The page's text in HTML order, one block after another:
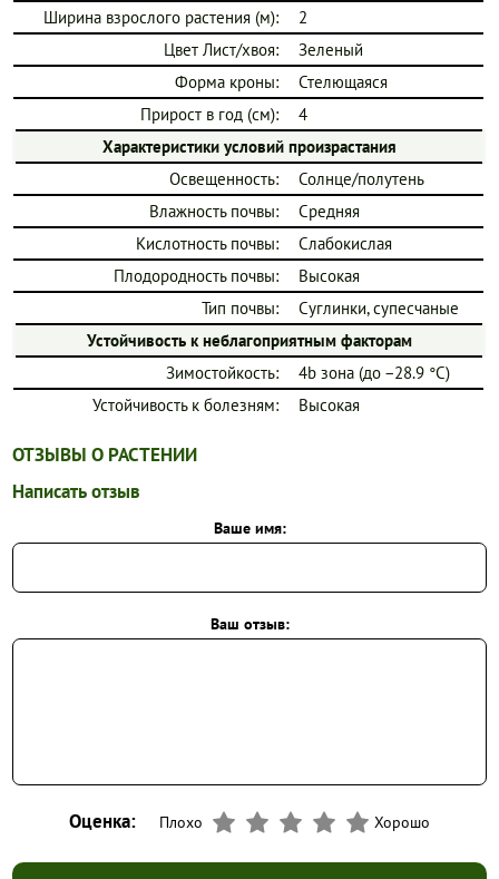
Ширина взрослого растения (м):
2
Цвет Лист/хвоя:
Зеленый
Форма кроны:
Стелющаяся
Прирост в год (см):
4
Характеристики условий произрастания
Освещенность:
Солнце/полутень
Влажность почвы:
Средняя
Кислотность почвы:
Слабокислая
Плодородность почвы:
Высокая
Тип почвы:
Суглинки, супесчаные
Устойчивость к неблагоприятным факторам
Зимостойкость:
4b зона (до −28.9 °C)
Устойчивость к болезням:
Высокая
ОТЗЫВЫ О РАСТЕНИИ
Написать отзыв
Ваше имя:
Ваш отзыв:
Оценка: Плохо Хорошо